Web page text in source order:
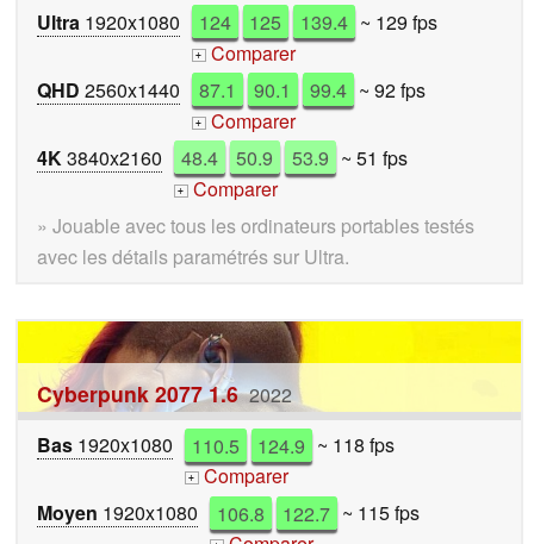
Ultra 1920x1080 124 125 139.4 ~ 129 fps
+ Comparer
QHD 2560x1440 87.1 90.1 99.4 ~ 92 fps
+ Comparer
4K3840x2160 48.4 50.9 53.9 ~ 51 fps
+ Comparer
» Jouable avec tous les ordinateurs portables testés
avec les détails paramétrés sur Ultra.
Cyberpunk 2077 1.6 2022
Bas 1920x1080 110.5 124.9 ~ 118 fps
+ Comparer
Moyen 1920x1080 106.8 122.7 ~ 115 fps